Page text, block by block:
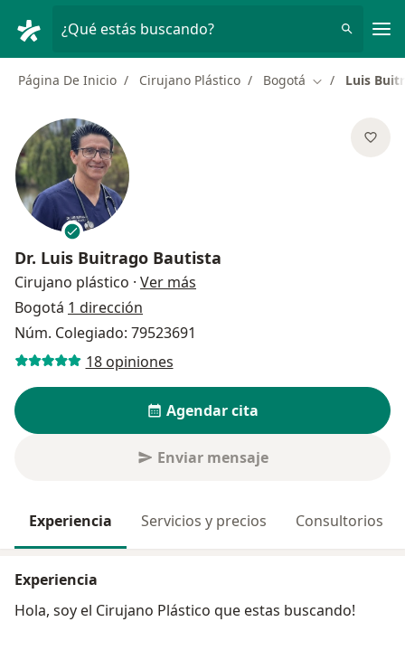
¿Qué estás buscando?
Página De Inicio Cirujano Plástico Bogotá Cambiar de
Luis
Dr. Luis Buitrago Bautista
Cirujano plástico · Ver más
Bogotá 1 dirección
Núm. Colegiado: 79523691
18 opiniones
Agendar cita
Enviar mensaje
Experiencia Servicios y precios Consultorios
Experiencia
Hola, soy el Cirujano Plástico que estas buscando!